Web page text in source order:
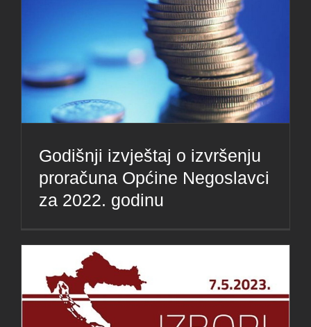
Godišnji izvještaj o izvršenju
proračuna Općine Negoslavci
za 2022. godinu